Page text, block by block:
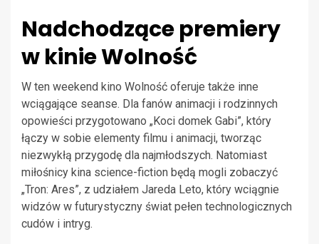
Nadchodzące premiery
w kinie Wolność
W ten weekend kino Wolność oferuje także inne
wciągające seanse. Dla fanów animacji i rodzinnych
opowieści przygotowano „Koci domek Gabi”, który
łączy w sobie elementy filmu i animacji, tworząc
niezwykłą przygodę dla najmłodszych. Natomiast
miłośnicy kina science-fiction będą mogli zobaczyć
„Tron: Ares”, z udziałem Jareda Leto, który wciągnie
widzów w futurystyczny świat pełen technologicznych
cudów i intryg.